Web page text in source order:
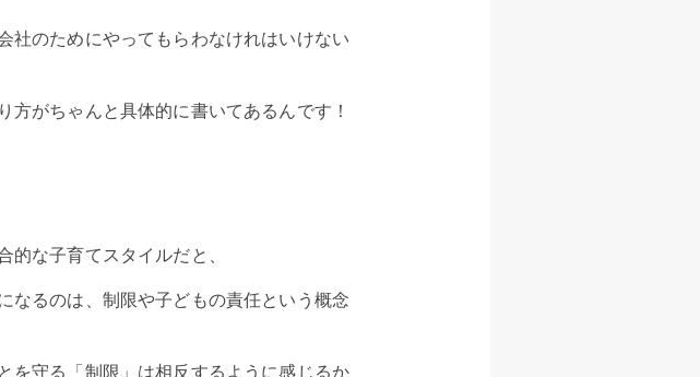
社のためにやってもらわなけれはいけない
がちゃんと具体的に書いてあるんです！
的な子育てスタイルだと、
なるのは、制限や子どもの責任という概念
を守る「制限」は相反するように感じるか